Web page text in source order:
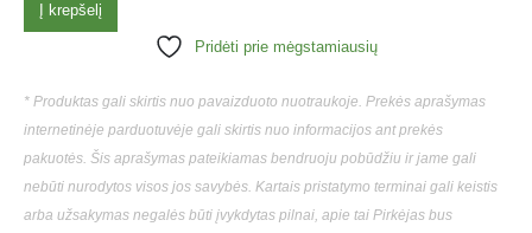
Į krepšelį
Pridėti prie mėgstamiausių
* Produktas gali skirtis nuo pavaizduoto nuotraukoje. Prekės aprašymas
internetinėje parduotuvėje gali skirtis nuo informacijos ant prekės
pakuotės. Šis aprašymas pateikiamas bendruoju pobūdžiu ir jame gali
nebūti nurodytos visos jos savybės. Kartais pristatymo terminai gali keistis
arba užsakymas negalės būti įvykdytas pilnai, apie tai Pirkėjas bus